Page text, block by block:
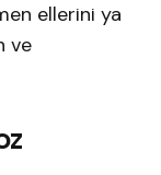
ellerini ya
ve